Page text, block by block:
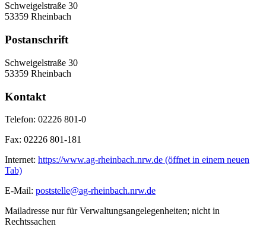
Schweigelstraße 30
53359 Rheinbach
Postanschrift
Schweigelstraße 30
53359 Rheinbach
Kontakt
Telefon: 02226 801-0
Fax: 02226 801-181
Internet: https://www.ag-rheinbach.nrw.de (öffnet in einem neuen
Tab)
E-Mail: poststelle@ag-rheinbach.nrw.de
Mailadresse nur für Verwaltungsangelegenheiten; nicht in
Rechtssachen